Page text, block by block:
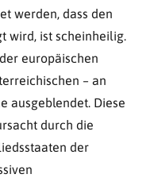
werden, dass den
wird, ist scheinheilig.
europäischen
– an
ausgeblendet. Diese
durch die
der